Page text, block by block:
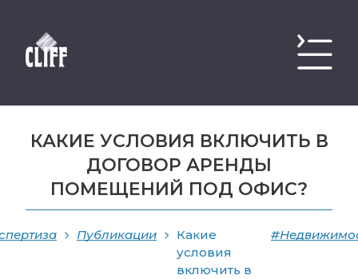
КАКИЕ УСЛОВИЯ ВКЛЮЧИТЬ В
ДОГОВОР АРЕНДЫ
ПОМЕЩЕНИЙ ПОД ОФИС?
Публикации
Какие
условия
включить в